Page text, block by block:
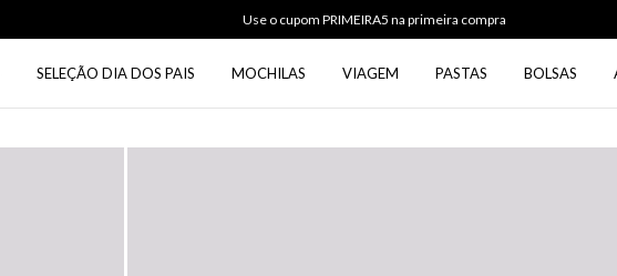
Use o cupom PRIMEIRA5 na primeira compra
SELEÇÃO DIA DOS PAIS MOCHILAS VIAGEM PASTAS BOLSAS